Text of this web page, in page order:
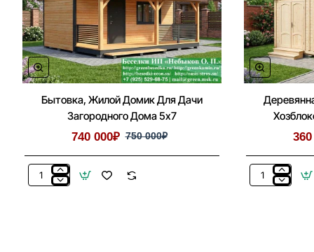
Бытовка, Жилой Домик Для Дачи
Загородного Дома 5х7
740 000₽ 750 000₽
Бытовка,
Деревянная